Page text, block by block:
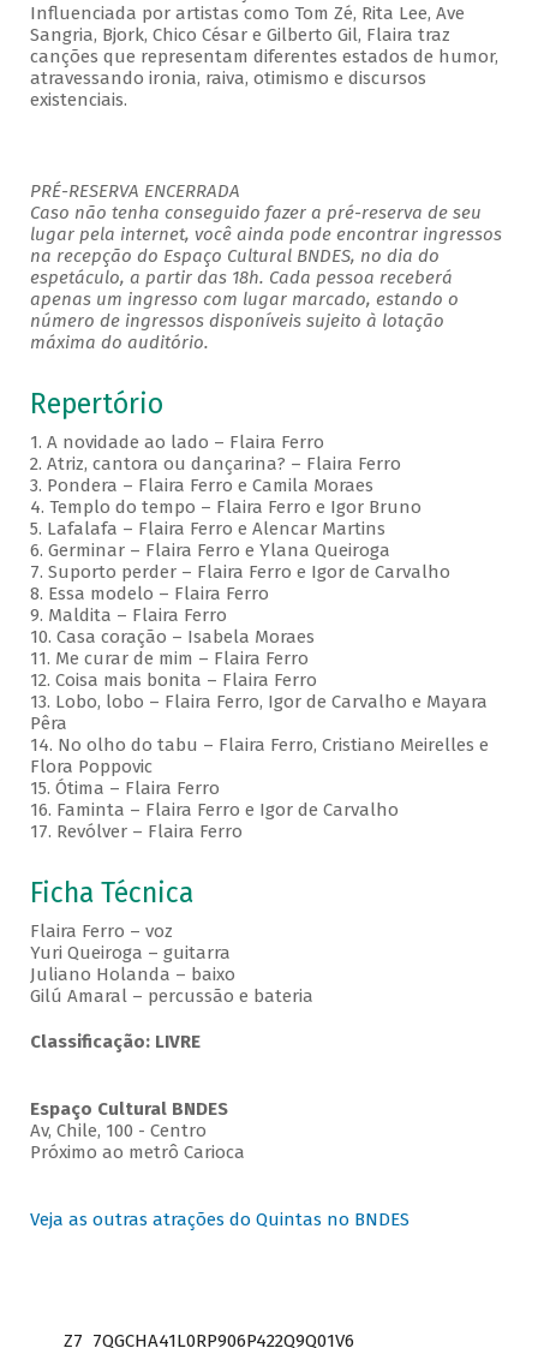
Influenciada por artistas como Tom Zé, Rita Lee, Ave
Sangria, Bjork, Chico César e Gilberto Gil, Flaira traz
canções que representam diferentes estados de humor,
atravessando ironia, raiva, otimismo e discursos
existenciais.
PRÉ-RESERVA ENCERRADA
Caso não tenha conseguido fazer a pré-reserva de seu
lugar pela internet, você ainda pode encontrar ingressos
na recepção do Espaço Cultural BNDES, no dia do
espetáculo, a partir das 18h. Cada pessoa receberá
apenas um ingresso com lugar marcado, estando o
número de ingressos disponíveis sujeito à lotação
máxima do auditório.
Repertório
1. A novidade ao lado – Flaira Ferro
2. Atriz, cantora ou dançarina? – Flaira Ferro
3. Pondera – Flaira Ferro e Camila Moraes
4. Templo do tempo – Flaira Ferro e Igor Bruno
5. Lafalafa – Flaira Ferro e Alencar Martins
6. Germinar – Flaira Ferro e Ylana Queiroga
7. Suporto perder – Flaira Ferro e Igor de Carvalho
8. Essa modelo – Flaira Ferro
9. Maldita – Flaira Ferro
10. Casa coração – Isabela Moraes
11. Me curar de mim – Flaira Ferro
12. Coisa mais bonita – Flaira Ferro
13. Lobo, lobo – Flaira Ferro, Igor de Carvalho e Mayara
Pêra
14. No olho do tabu – Flaira Ferro, Cristiano Meirelles e
Flora Poppovic
15. Ótima – Flaira Ferro
16. Faminta – Flaira Ferro e Igor de Carvalho
17. Revólver – Flaira Ferro
Ficha Técnica
Flaira Ferro – voz
Yuri Queiroga – guitarra
Juliano Holanda – baixo
Gilú Amaral – percussão e bateria
Classificação: LIVRE
Espaço Cultural BNDES
Av, Chile, 100 - Centro
Próximo ao metrô Carioca
Veja as outras atrações do Quintas no BNDES
Z7_7QGCHA41L0RP906P422Q9Q01V6